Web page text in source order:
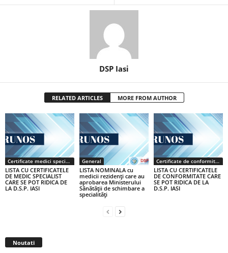
DSP Iasi
RELATED ARTICLES MORE FROM AUTHOR
Certificate medici specialiști / primari
LISTA CU CERTIFICATELE
DE MEDIC SPECIALIST
CARE SE POT RIDICA DE
LA D.S.P. IASI
General
LISTA NOMINALA cu
medicii rezidenţi care au
aprobarea Ministerului
Sănătăţii de schimbare a
specialităţi
Certificate de conformitate
LISTA CU CERTIFICATELE
DE CONFORMITATE CARE
SE POT RIDICA DE LA
D.S.P. IASI
Noutati